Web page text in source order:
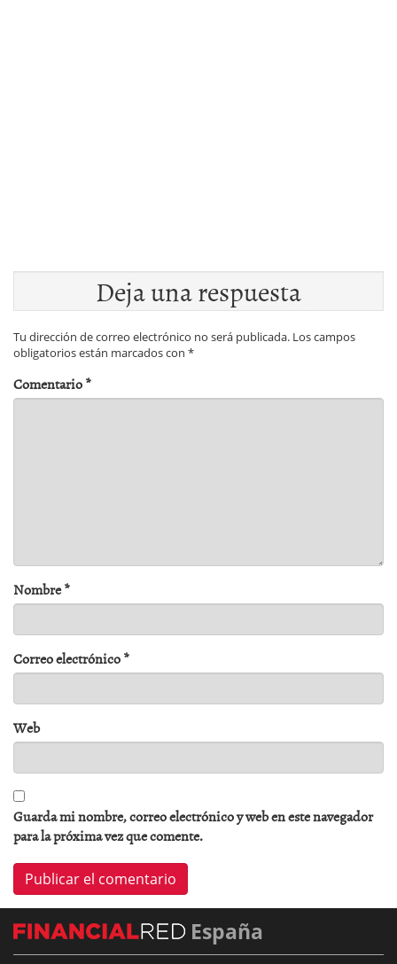
Deja una respuesta
Tu dirección de correo electrónico no será publicada. Los campos
obligatorios están marcados con *
Comentario*
Nombre*
Correo electrónico*
Web
Guarda mi nombre, correo electrónico y web en este navegador
para la próxima vez que comente.
España